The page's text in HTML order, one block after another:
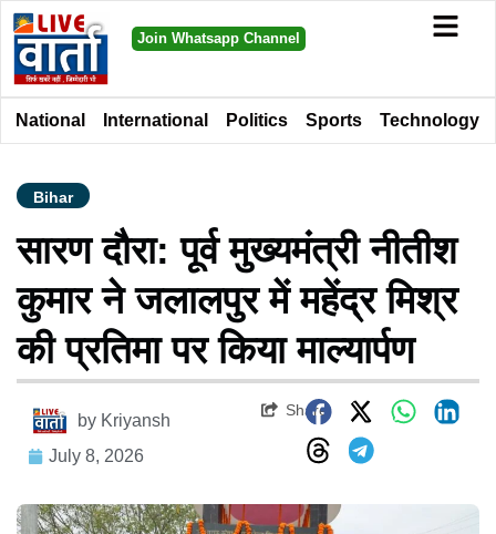
Join Whatsapp Channel
National International Politics Sports Technology
Bihar
सारण दौरा: पूर्व मुख्यमंत्री नीतीश
कुमार ने जलालपुर में महेंद्र मिश्र
की प्रतिमा पर किया माल्यार्पण
by Kriyansh
July 8, 2026
Share